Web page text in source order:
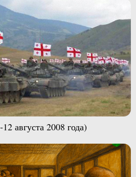
августа 2008 года)